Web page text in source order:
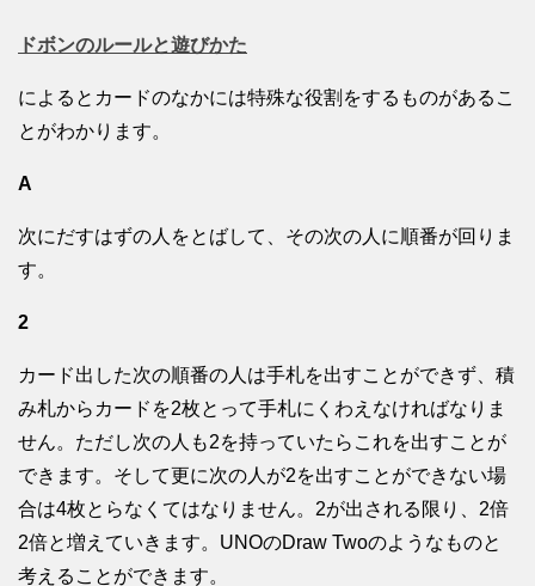
ドボンのルールと遊びかた
によるとカードのなかには特殊な役割をするものがあるこ
とがわかります。
A
次にだすはずの人をとばして、その次の人に順番が回りま
す。
2
カード出した次の順番の人は手札を出すことができず、積
み札からカードを2枚とって手札にくわえなければなりま
せん。ただし次の人も2を持っていたらこれを出すことが
できます。そして更に次の人が2を出すことができない場
合は4枚とらなくてはなりません。2が出される限り、2倍
2倍と増えていきます。UNOのDraw Twoのようなものと
考えることができます。